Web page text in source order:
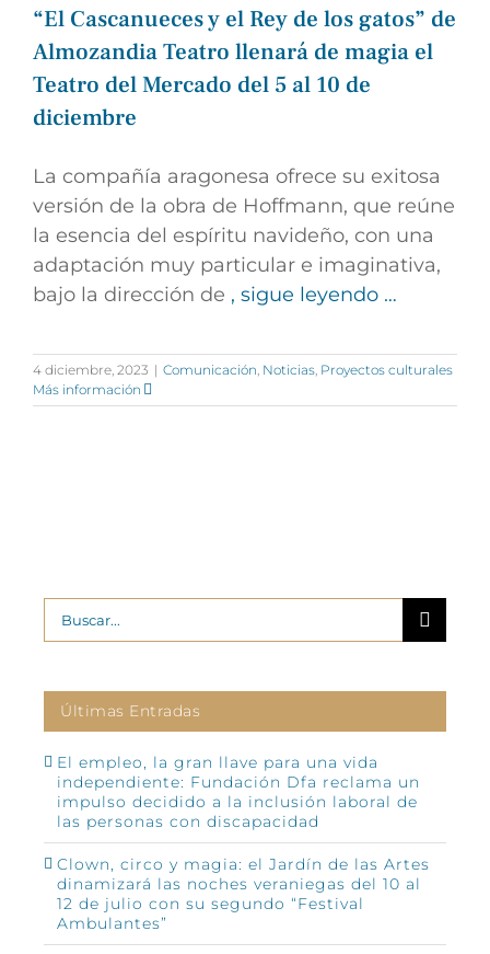
“El Cascanueces y el Rey de los gatos” de
Almozandia Teatro llenará de magia el
Teatro del Mercado del 5 al 10 de
diciembre
La compañía aragonesa ofrece su exitosa
versión de la obra de Hoffmann, que reúne
la esencia del espíritu navideño, con una
adaptación muy particular e imaginativa,
bajo la dirección de , sigue leyendo …
4 diciembre, 2023 | Comunicación Noticias Proyectos culturales
Más información
Buscar:
Últimas Entradas
El empleo, la gran llave para una vida
independiente: Fundación Dfa reclama un
impulso decidido a la inclusión laboral de
las personas con discapacidad
Clown, circo y magia: el Jardín de las Artes
dinamizará las noches veraniegas del 10 al
12 de julio con su segundo “Festival
Ambulantes”